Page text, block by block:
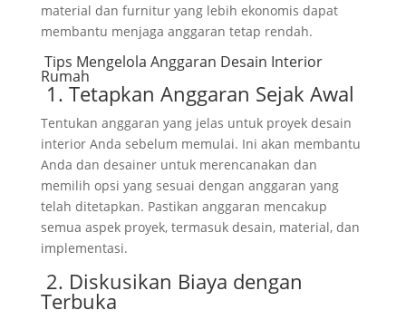
material dan furnitur yang lebih ekonomis dapat
membantu menjaga anggaran tetap rendah.
Tips Mengelola Anggaran Desain Interior
Rumah
1. Tetapkan Anggaran Sejak Awal
Tentukan anggaran yang jelas untuk proyek desain
interior Anda sebelum memulai. Ini akan membantu
Anda dan desainer untuk merencanakan dan
memilih opsi yang sesuai dengan anggaran yang
telah ditetapkan. Pastikan anggaran mencakup
semua aspek proyek, termasuk desain, material, dan
implementasi.
2. Diskusikan Biaya dengan
Terbuka